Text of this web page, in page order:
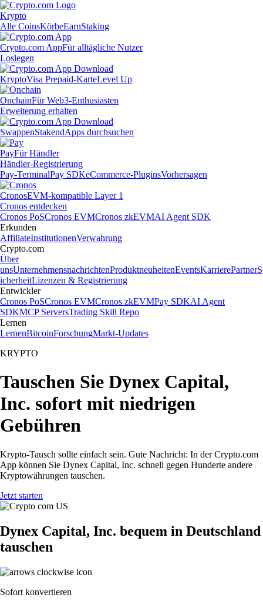
Krypto
Alle CoinsKörbeEarnStaking
Crypto.com AppFür alltägliche Nutzer
Loslegen
KryptoVisa Prepaid-KarteLevel Up
OnchainFür Web3-Enthusiasten
Erweiterung erhalten
SwappenStakendApps durchsuchen
PayFür Händler
Händler-Registrierung
Pay-TerminalPay SDKeCommerce-PluginsVorhersagen
CronosEVM-kompatible Layer 1
Cronos entdecken
Cronos PoSCronos EVMCronos zkEVMAI Agent SDK
Erkunden
AffiliateInstitutionenVerwahrung
Crypto.com
Über
unsUnternehmensnachrichtenProduktneuheitenEventsKarrierePartnerS
icherheitLizenzen & Registrierung
Entwickler
Cronos PoSCronos EVMCronos zkEVMPay SDKAI Agent
SDKMCP ServersTrading Skill Repo
Lernen
LernenBitcoinForschungMarkt-Updates
KRYPTO
Tauschen Sie Dynex Capital,
Inc. sofort mit niedrigen
Gebühren
Krypto-Tausch sollte einfach sein. Gute Nachricht: In der Crypto.com
App können Sie Dynex Capital, Inc. schnell gegen Hunderte andere
Kryptowährungen tauschen.
Jetzt starten
Dynex Capital, Inc. bequem in Deutschland
tauschen
Sofort konvertieren